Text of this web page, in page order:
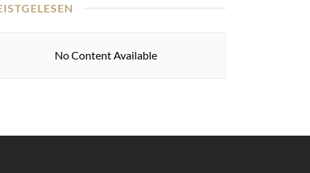
No Content Available